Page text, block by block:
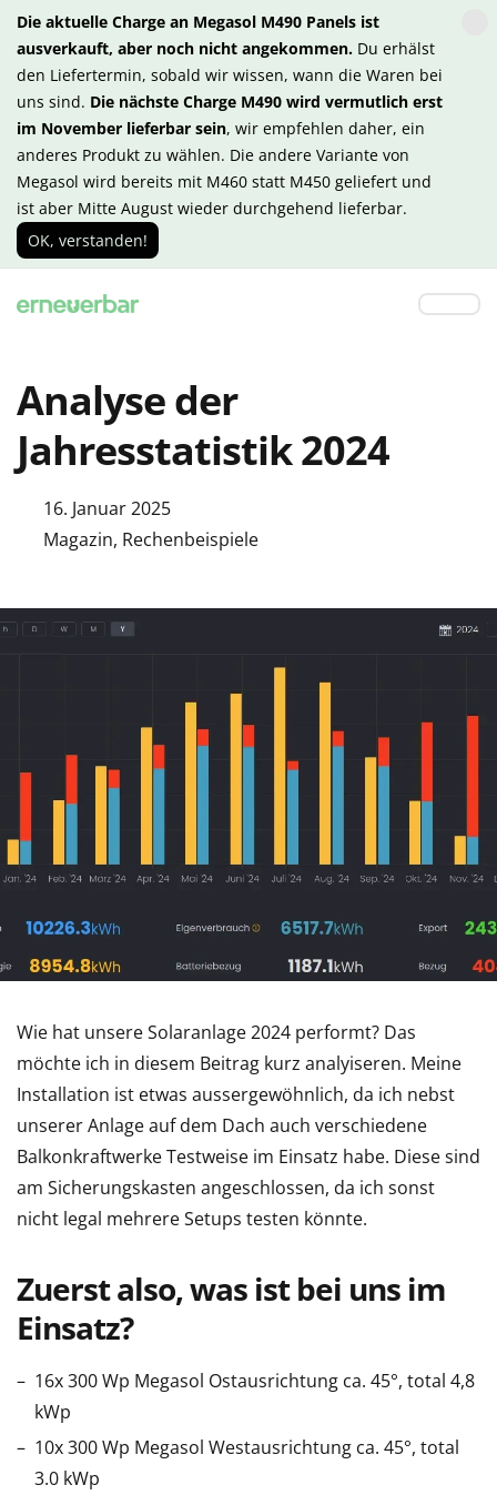
Die aktuelle Charge an Megasol M490 Panels ist
ausverkauft, aber noch nicht angekommen. Du erhälst
den Liefertermin, sobald wir wissen, wann die Waren bei
uns sind. Die nächste Charge M490 wird vermutlich erst
im November lieferbar sein, wir empfehlen daher, ein
anderes Produkt zu wählen. Die andere Variante von
Megasol wird bereits mit M460 statt M450 geliefert und
ist aber Mitte August wieder durchgehend lieferbar.
OK, verstanden!
Analyse der
Jahresstatistik 2024
16. Januar 2025
Magazin, Rechenbeispiele
Wie hat unsere Solaranlage 2024 performt? Das
möchte ich in diesem Beitrag kurz analyiseren. Meine
Installation ist etwas aussergewöhnlich, da ich nebst
unserer Anlage auf dem Dach auch verschiedene
Balkonkraftwerke Testweise im Einsatz habe. Diese sind
am Sicherungskasten angeschlossen, da ich sonst
nicht legal mehrere Setups testen könnte.
Zuerst also, was ist bei uns im
Einsatz?
16x 300 Wp Megasol Ostausrichtung ca. 45°, total 4,8
kWp
10x 300 Wp Megasol Westausrichtung ca. 45°, total
3.0 kWp